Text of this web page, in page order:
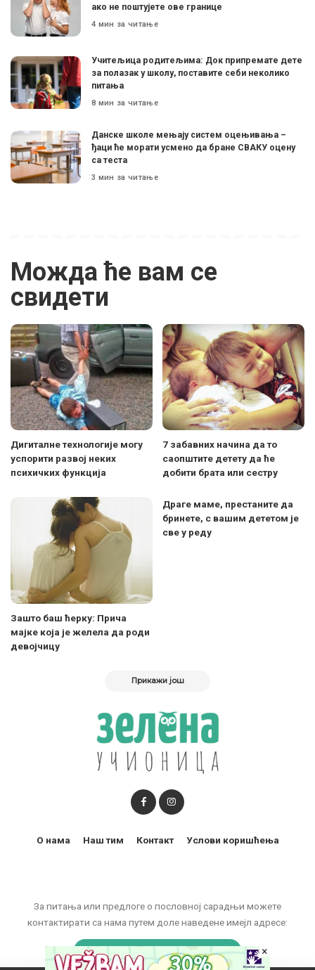
ако не поштујете ове границе
4 мин за читање
Учитељица родитељима: Док припремате дете
за полазак у школу, поставите себи неколико
питања
8 мин за читање
Данске школе мењају систем оцењивања –
ђаци ће морати усмено да бране СВАКУ оцену
са теста
3 мин за читање
Можда ће вам се
свидети
Дигиталне технологије могу
успорити развој неких
психичких функција
7 забавних начина да то
саопштите детету да ће
добити брата или сестру
Зашто баш ћерку: Прича
мајке која је желела да роди
девојчицу
Драге маме, престаните да
бринете, с вашим дететом је
све у реду
Прикажи још
За питања или предлоге о пословној сарадњи можете
контактирати са нама путем доле наведене имејл адресе:
marketing@zelenaucionica.com
О нама Наш тим Контакт Услови коришћења
×